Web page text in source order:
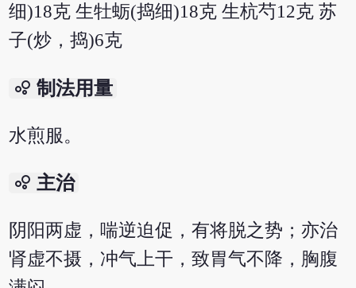
细)18克 生牡蛎(捣细)18克 生杭芍12克 苏
子(炒，捣)6克
bubble_chart 制法用量
水煎服。
bubble_chart 主治
阴阳两虚，喘逆迫促，有将脱之势；亦治
肾虚不摄，冲气上干，致胃气不降，胸腹